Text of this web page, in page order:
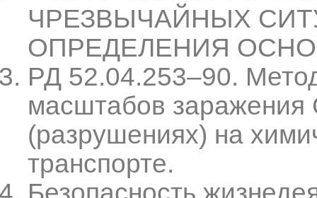
ЧРЕЗВЫЧАЙНЫХ
ОПРЕДЕЛЕНИЯ
РД 52.04.253–90.
масштабов
(разрушениях) на
транспорте.